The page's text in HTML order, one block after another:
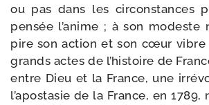
ou pas dans les cir­cons­tances
pen­sée l’anime ; à son
pire son action et son cœur vibre
grands actes de l’histoire de
entre Dieu et la France, une
l’apostasie de la France, en 1789,